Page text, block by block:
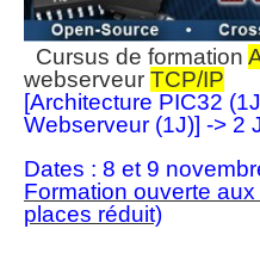
Cursus de formation
webserveur TCP/IP
[Architecture PIC32
Webserveur (1J)] -> 2
Dates : 8 et 9
Formation ouverte
places réduit)